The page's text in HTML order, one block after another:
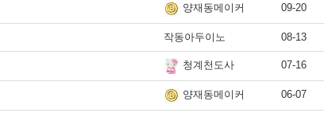
양재동메이커 09-20
작동아두이노 08-13
청계천도사 07-16
양재동메이커 06-07